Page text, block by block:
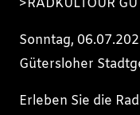
Sonntag,
Gütersloher
Erleben Sie die